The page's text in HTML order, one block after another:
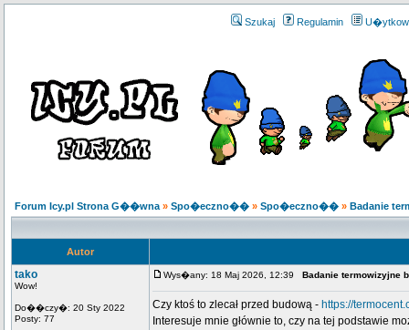
Szukaj Regulamin
Forum Icy.pl Strona G��wna » Spo�eczno�� » Spo�eczno�� » Badanie
Autor
tako
Wow!
Do��czy�: 20 Sty 2022
Posty: 77
Wys�any: 18 Maj 2026, 12:39 Badanie termowizyjne
Czy ktoś to zlecał przed budową - https://
Interesuje mnie głównie to, czy na tej podstawie